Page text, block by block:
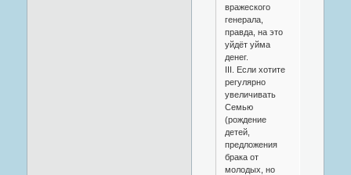
вражеского
генерала,
правда, на это
уйдёт уйма
денег.
III. Если хотите
регулярно
увеличивать
Семью
(рождение
детей,
предложения
брака от
молодых, но